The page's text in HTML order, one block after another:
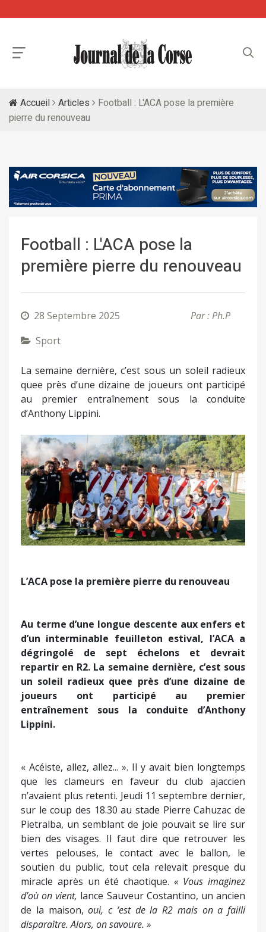
Accueil Articles
Football : L'ACA pose la première
pierre du renouveau
Football : L'ACA pose la
première pierre du renouveau
28 Septembre 2025
Par : Ph.P
Sport
La semaine dernière, c’est sous un soleil radieux
quee près d’une dizaine de joueurs ont participé
au premier entraînement sous la conduite
d’Anthony Lippini.
L’ACA pose la première pierre du renouveau
Au terme d’une longue descente aux enfers et
d’un interminable feuilleton estival, l’ACA a
dégringolé de sept échelons et devrait
repartir en R2. La semaine dernière, c’est sous
un soleil radieux quee près d’une dizaine de
joueurs ont participé au premier
entraînement sous la conduite d’Anthony
Lippini.
« Acéiste, allez, allez... ». Il y avait bien longtemps
que les clameurs en faveur du club ajaccien
n’avaient plus retenti. Jeudi 11 septembre dernier,
sur le coup des 18.30 au stade Pierre Cahuzac de
Pietralba, un semblant de joie pouvait se lire sur
bien des visages. Il faut dire que retrouver les
vertes pelouses, le contact avec le ballon, le
soutien du public, tout cela relevait presque du
miracle après un été chaotique. « Vous imaginez
d’où on vient, lance Sauveur Costantino, un ancien
de la maison,oui, c ‘est de la R2 mais on a failli
disparaître. Alors, on savoure. »